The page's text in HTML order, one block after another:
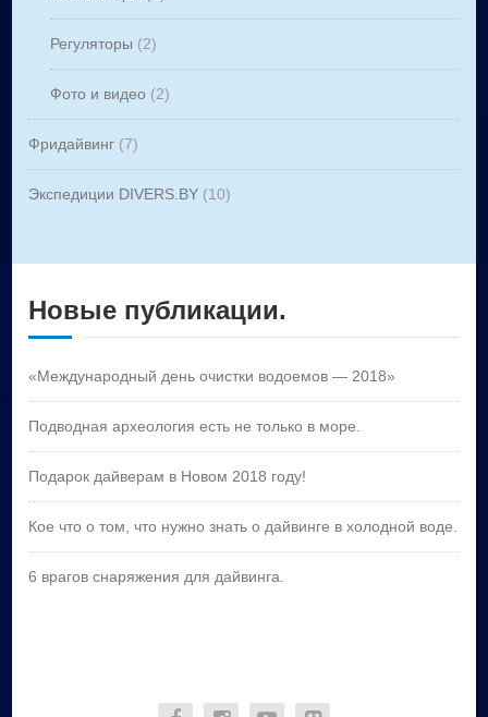
Регуляторы (2)
Фото и видео (2)
Фридайвинг (7)
Экспедиции DIVERS.BY (10)
Новые публикации.
«Международный день очистки водоемов — 2018»
Подводная археология есть не только в море.
Подарок дайверам в Новом 2018 году!
Кое что о том, что нужно знать о дайвинге в холодной воде.
6 врагов снаряжения для дайвинга.